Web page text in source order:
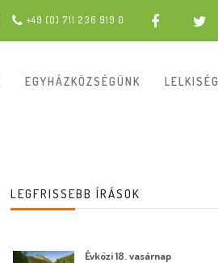
+49 (0) 711 236 919 0
EGYHÁZKÖZSÉGÜNK LELKISÉG
LEGFRISSEBB ÍRÁSOK
Évközi 18. vasárnap